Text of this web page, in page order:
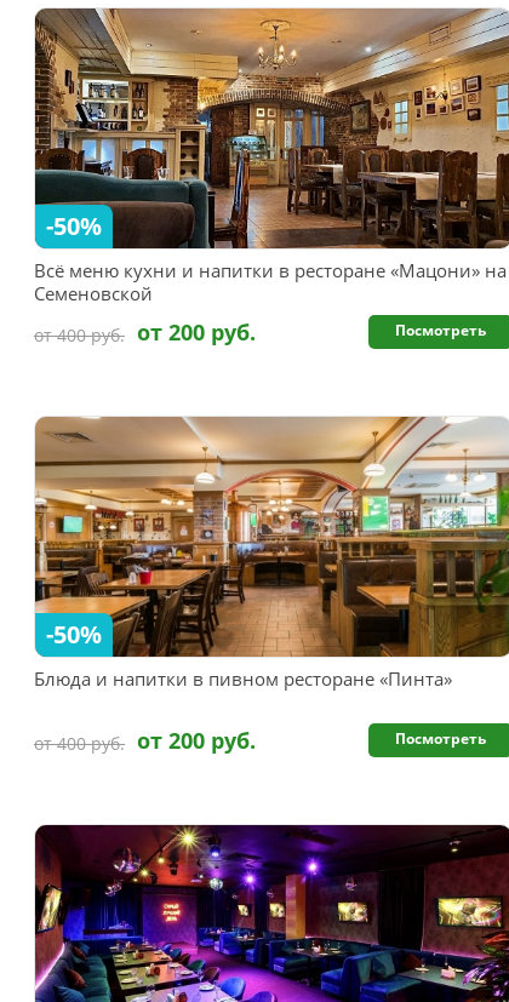
Всё меню кухни и напитки в ресторане «Мацони» на
Семеновской
-50%
от 400 руб. от 200 руб. Посмотреть
Блюда и напитки в пивном ресторане «Пинта»
-50%
от 400 руб. от 200 руб. Посмотреть